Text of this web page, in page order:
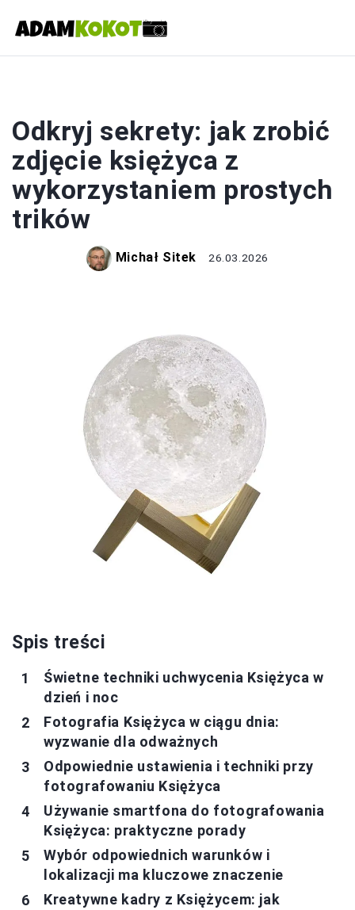
Odkryj sekrety: jak zrobić
zdjęcie księżyca z
wykorzystaniem prostych
trików
Michał Sitek 26.03.2026
Spis treści
Świetne techniki uchwycenia Księżyca w
dzień i noc
Fotografia Księżyca w ciągu dnia:
wyzwanie dla odważnych
Odpowiednie ustawienia i techniki przy
fotografowaniu Księżyca
Używanie smartfona do fotografowania
Księżyca: praktyczne porady
Wybór odpowiednich warunków i
lokalizacji ma kluczowe znaczenie
Kreatywne kadry z Księżycem: jak